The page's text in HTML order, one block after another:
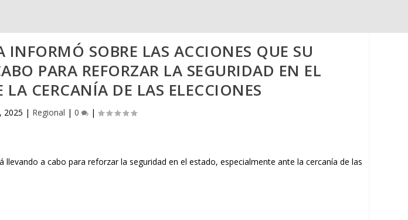
SOBRE LAS ACCIONES QUE SU
PARA REFORZAR LA SEGURIDAD EN EL
CERCANÍA DE LAS ELECCIONES
2025 | Regional | 0 |